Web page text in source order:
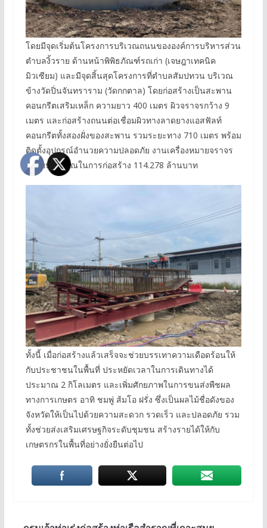
โดยมีจุดเริ่มต้นโครงการบริเวณถนนขององค์การบริหารส่วน
ตำบลงิ้วราย ด้านหน้าพิพิธภัณฑ์รถเก่า (เจษฎาเทคนิค
มิวเซียม) และมีจุดสิ้นสุดโครงการที่ตำบลสัมปทวน บริเวณ
ข้างวัดปิ่นจันทราราม (วัดกกตาล) โดยก่อสร้างเป็นสะพาน
คอนกรีตเสริมเหล็ก ความยาว 400 เมตร ผิวจราจรกว้าง 9
เมตร และก่อสร้างถนนต่อเชื่อมผิวทางลาดยางแอสฟัลท์
คอนกรีตทั้งสองฝั่งของสะพาน รวมระยะทาง 710 เมตร พร้อม
ติดตั้งอุปกรณ์อำนวยความปลอดภัย งานเครื่องหมายจราจร
ใช้งบประมาณในการก่อสร้าง 114.278 ล้านบาท
ทั้งนี้ เมื่อก่อสร้างแล้วเสร็จจะช่วยบรรเทาความเดือดร้อนให้
กับประชาชนในพื้นที่ ประหยัดเวลาในการเดินทางได้
ประมาณ 2 กิโลเมตร และเพิ่มศักยภาพในการขนส่งพืชผล
ทางการเกษตร อาทิ ชมพู่ ส้มโอ ฝรั่ง ซึ่งเป็นผลไม้ชื่อดังของ
จังหวัดให้เป็นไปด้วยความสะดวก รวดเร็ว และปลอดภัย รวม
ทั้งช่วยส่งเสริมเศรษฐกิจระดับชุมชน สร้างรายได้ให้กับ
เกษตรกรในพื้นที่อย่างยั่งยืนต่อไป